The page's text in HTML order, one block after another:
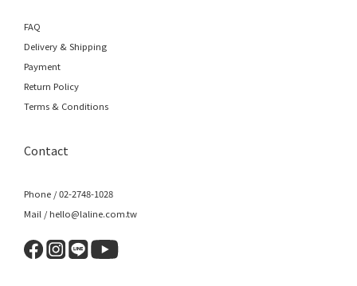
FAQ
Delivery & Shipping
Payment
Return Policy
Terms & Conditions
Contact
Phone / 02-2748-1028
Mail / hello@laline.com.tw